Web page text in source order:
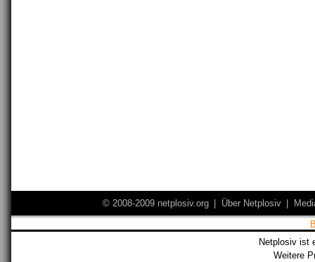
© 2008-2009 netplosiv.org Über Netplosiv
Netplosiv ist
Weitere